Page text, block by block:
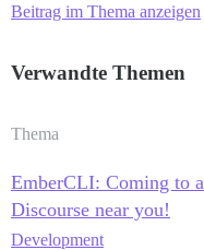
Beitrag im Thema anzeigen
Verwandte Themen
Thema
EmberCLI: Coming to a
Discourse near you!
Development